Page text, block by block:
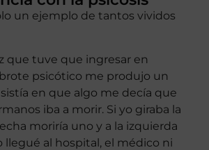
un ejemplo de tantos vividos
que tuve que ingresar en
psicótico me produjo un
en que algo me decía que
iba a morir. Si yo giraba la
moriría uno y a la izquierda
llegué al hospital, el médico ni